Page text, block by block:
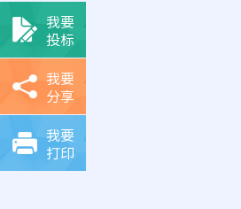
我要
投标
我要
分享
我要
打印